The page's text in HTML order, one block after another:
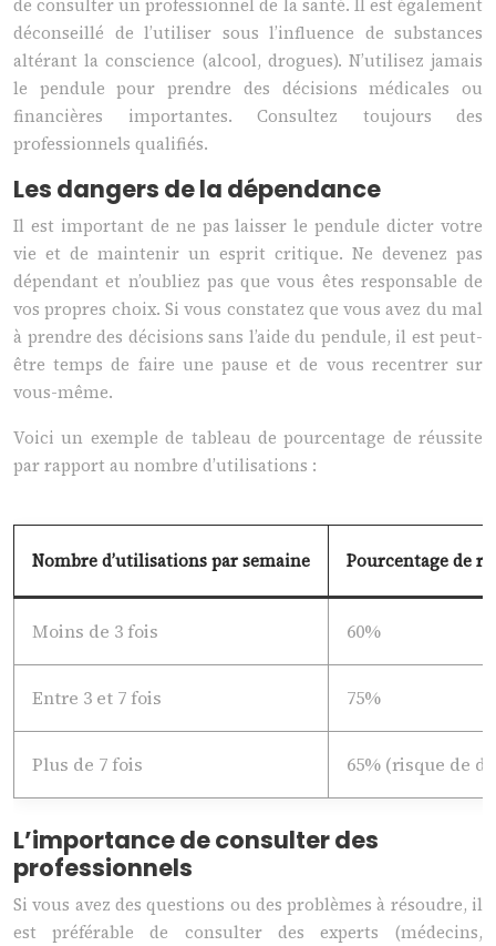
déconseillé de l’utiliser sous l’influence de substances
altérant la conscience (alcool, drogues). N’utilisez jamais
le pendule pour prendre des décisions médicales ou
financières importantes. Consultez toujours des
professionnels qualifiés.
Les dangers de la dépendance
Il est important de ne pas laisser le pendule dicter votre
vie et de maintenir un esprit critique. Ne devenez pas
dépendant et n’oubliez pas que vous êtes responsable de
vos propres choix. Si vous constatez que vous avez du mal
à prendre des décisions sans l’aide du pendule, il est peut-
être temps de faire une pause et de vous recentrer sur
vous-même.
Voici un exemple de tableau de pourcentage de réussite
par rapport au nombre d’utilisations :
Nombre d’utilisations par semaine Pourcentage de
Moins de 3 fois 60%
Entre 3 et 7 fois 75%
Plus de 7 fois 65% (risque de
L’importance de consulter des
professionnels
Si vous avez des questions ou des problèmes à résoudre, il
est préférable de consulter des experts (médecins,